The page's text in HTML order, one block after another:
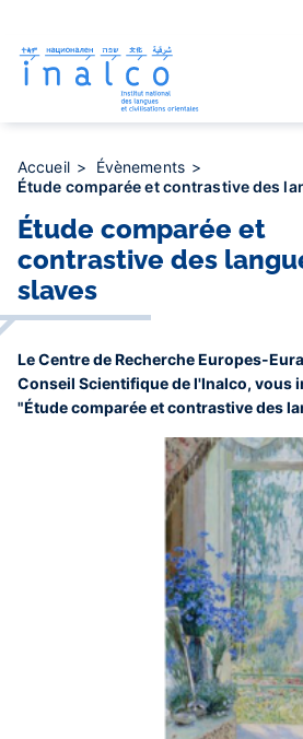
contenu
principal
Accueil
Évènements
Étude comparée et contrastive des
Étude comparée et
contrastive des
slaves
Le Centre de Recherche Europes-
Conseil Scientifique de l'Inalco, vous
"Étude comparée et contrastive des